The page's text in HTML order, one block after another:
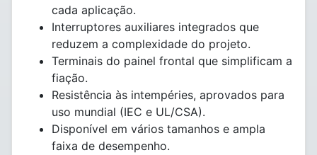
cada aplicação.
Interruptores auxiliares integrados que
reduzem a complexidade do projeto.
Terminais do painel frontal que simplificam a
fiação.
Resistência às intempéries, aprovados para
uso mundial (IEC e UL/CSA).
Disponível em vários tamanhos e ampla
faixa de desempenho.